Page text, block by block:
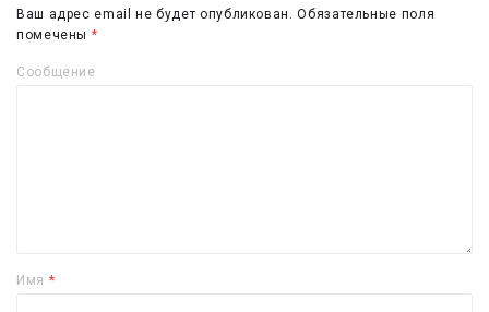
Ваш адрес email не будет опубликован.
Обязательные поля
помечены *
Сообщение
Имя *